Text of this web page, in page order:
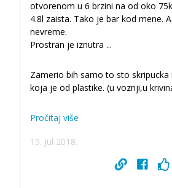
otvorenom u 6 brzini na od oko
4.8l zaista. Tako je bar kod mene.
nevreme.
Prostran je iznutra ...
Zamerio bih samo to sto skripucka
koja je od plastike. (u voznji,u
Pročitaj više
15. Jul 2018.